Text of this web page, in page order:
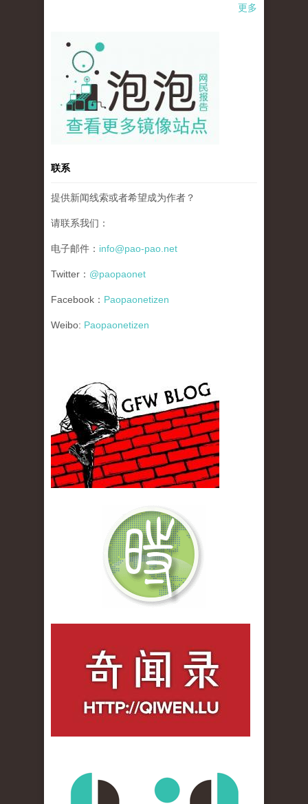
更多
pao-pao-banner-mirror-site-120814.jpg
联系
提供新闻线索或者希望成为作者？
请联系我们：
电子邮件： info@pao-pao.net
Twitter： @paopaonet
Facebook： Paopaonetizen
Weibo: Paopaonetizen
gfw_blog_small.jpg